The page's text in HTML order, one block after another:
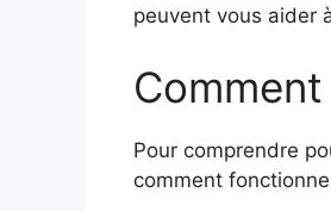
peuvent vous aider
Pour comprendre
comment